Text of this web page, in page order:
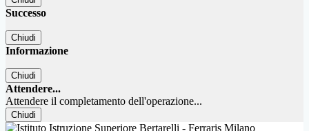
Successo
Chiudi
Informazione
Chiudi
Attendere...
Attendere il completamento dell'operazione...
Chiudi